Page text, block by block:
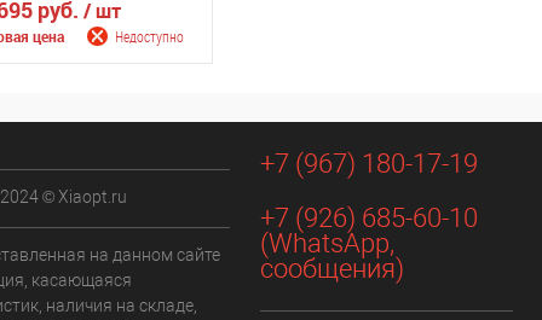
руб. / шт
цена Недоступно
Недоступно
© Xiaopt.ru
на данном сайте
касающаяся
наличия на складе,
+7 (967) 180-17-19
+7 (926) 685-60-10
(WhatsApp,
сообщения)